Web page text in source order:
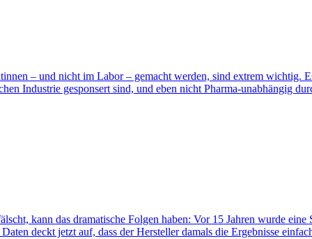
– und nicht im Labor – gemacht werden, sind extrem wichtig.
Industrie gesponsert sind, und eben nicht Pharma-unabhängig
kann das dramatische Folgen haben: Vor 15 Jahren wurde
deckt jetzt auf, dass der Hersteller damals die Ergebnisse